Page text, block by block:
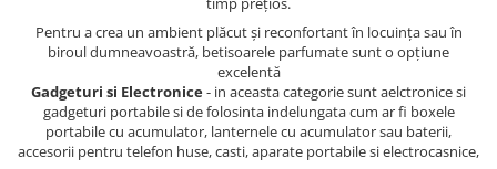
Pentru a crea un ambient plăcut și reconfortant în locuința sau în
biroul dumneavoastră, betisoarele parfumate sunt o opțiune
excelentă
Gadgeturi si Electronice- in aceasta categorie sunt aelctronice si
gadgeturi portabile si de folosinta indelungata cum ar fi boxele
portabile cu acumulator, lanternele cu acumulator sau baterii,
accesorii pentru telefon huse, casti, aparate portabile si electrocasnice,